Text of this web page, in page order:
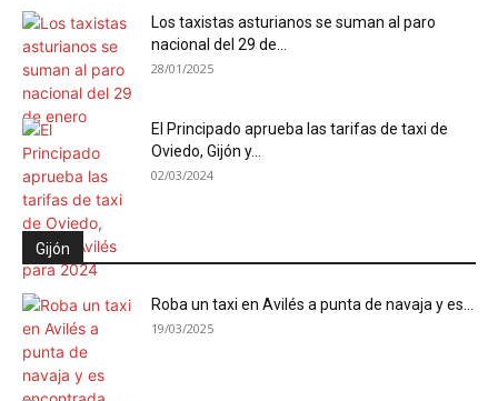
Los taxistas asturianos se suman al paro
nacional del 29 de...
28/01/2025
El Principado aprueba las tarifas de taxi de
Oviedo, Gijón y...
02/03/2024
Gijón
Roba un taxi en Avilés a punta de navaja y es...
19/03/2025